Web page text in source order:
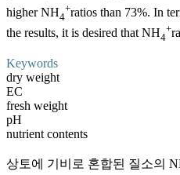
higher NH4
+ratios than 73%. In
the results, it is desired that NH4
+
Keywords
dry weight
EC
fresh weight
pH
nutrient contents
상토에 기비로 혼합된 질소의